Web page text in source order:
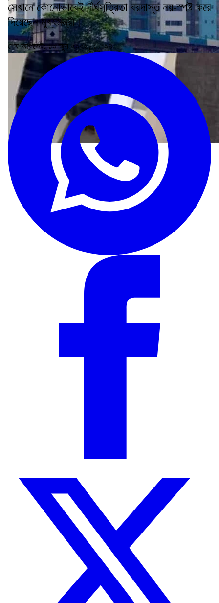
সেখানে কোনোভাবেই দীর্ঘসূত্রিতা বরদাস্ত নয়-স্পষ্ট করে
দিয়েছেন মুখ্যমন্ত্রী।
শেষ আপডেট: ১০ জুন ২০২৬, ১৮:০৪